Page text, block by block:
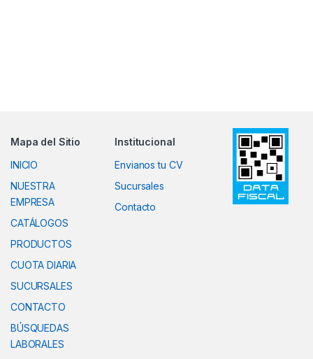
Mapa del Sitio
INICIO
NUESTRA
EMPRESA
CATÁLOGOS
PRODUCTOS
CUOTA DIARIA
SUCURSALES
CONTACTO
BÚSQUEDAS
LABORALES
Institucional
Envianos tu CV
Sucursales
Contacto